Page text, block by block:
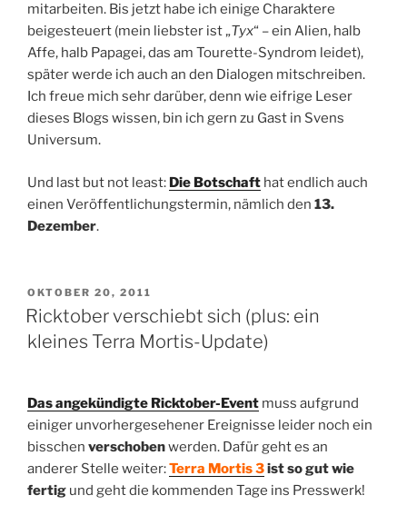
mitarbeiten. Bis jetzt habe ich einige Charaktere
beigesteuert (mein liebster ist „Tyx“ – ein Alien, halb
Affe, halb Papagei, das am Tourette-Syndrom leidet),
später werde ich auch an den Dialogen mitschreiben.
Ich freue mich sehr darüber, denn wie eifrige Leser
dieses Blogs wissen, bin ich gern zu Gast in Svens
Universum.
Und last but not least: Die Botschaft hat endlich auch
einen Veröffentlichungstermin, nämlich den 13.
Dezember.
VERÖFFENTLICHT
AM
OKTOBER 20, 2011
Ricktober verschiebt sich (plus: ein
kleines Terra Mortis-Update)
Das angekündigte Ricktober-Event muss aufgrund
einiger unvorhergesehener Ereignisse leider noch ein
bisschen verschobenwerden. Dafür geht es an
anderer Stelle weiter:Terra Mortis 3ist so gut wie
fertig und geht die kommenden Tage ins Presswerk!